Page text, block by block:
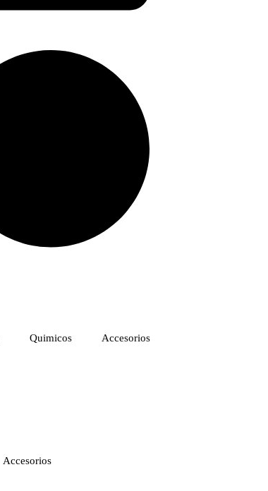
Quimicos Accesorios
Accesorios